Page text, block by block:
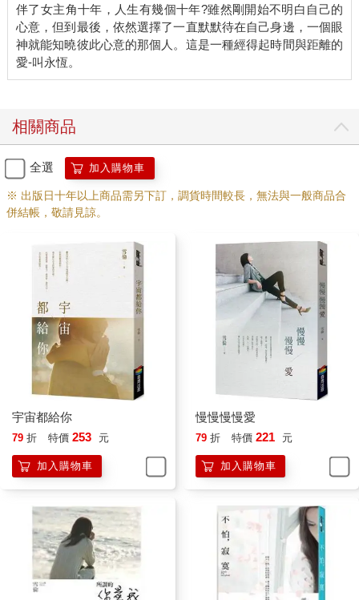
伴了女主角十年，人生有幾個十年?雖然剛開始不明白自己的
心意，但到最後，依然選擇了一直默默待在自己身邊，一個眼
神就能知曉彼此心意的那個人。這是一種經得起時間與距離的
相關商品
全選 加入購物車
※ 出版日十年以上商品需另下訂，調貨時間較長，無法與一般商品合
併結帳，敬請見諒。
宇宙都給你
79 折 特價 253 元
加入購物車
慢慢慢慢愛
79 折 特價 221 元
加入購物車